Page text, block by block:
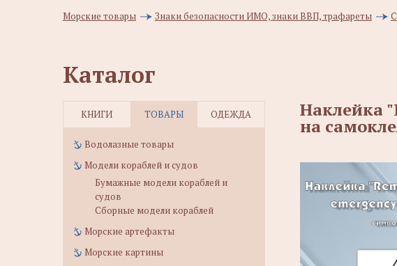
Морские товары Знаки безопасности ИМО, знаки ВВП, трафареты
Каталог
КНИГИ ТОВАРЫ ОДЕЖДА
Водолазные товары
Модели кораблей и судов
Бумажные модели кораблей и
судов
Сборные модели кораблей
Морские артефакты
Морские картины
Наклейка
на